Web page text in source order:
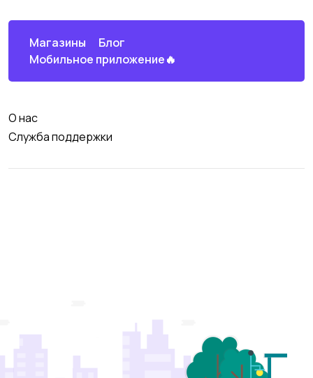
Магазины
Блог
Мобильное приложение🔥
О нас
Служба поддержки